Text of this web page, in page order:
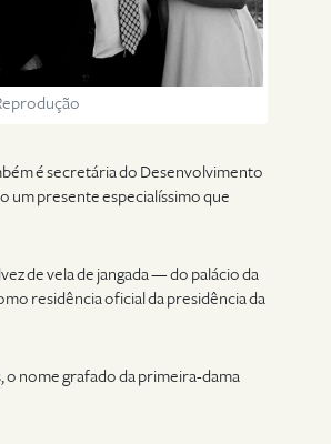
é secretária do Desenvolvimento
um presente especialíssimo que
de vela de jangada — do palácio da
residência oficial da presidência da
o nome grafado da primeira-dama